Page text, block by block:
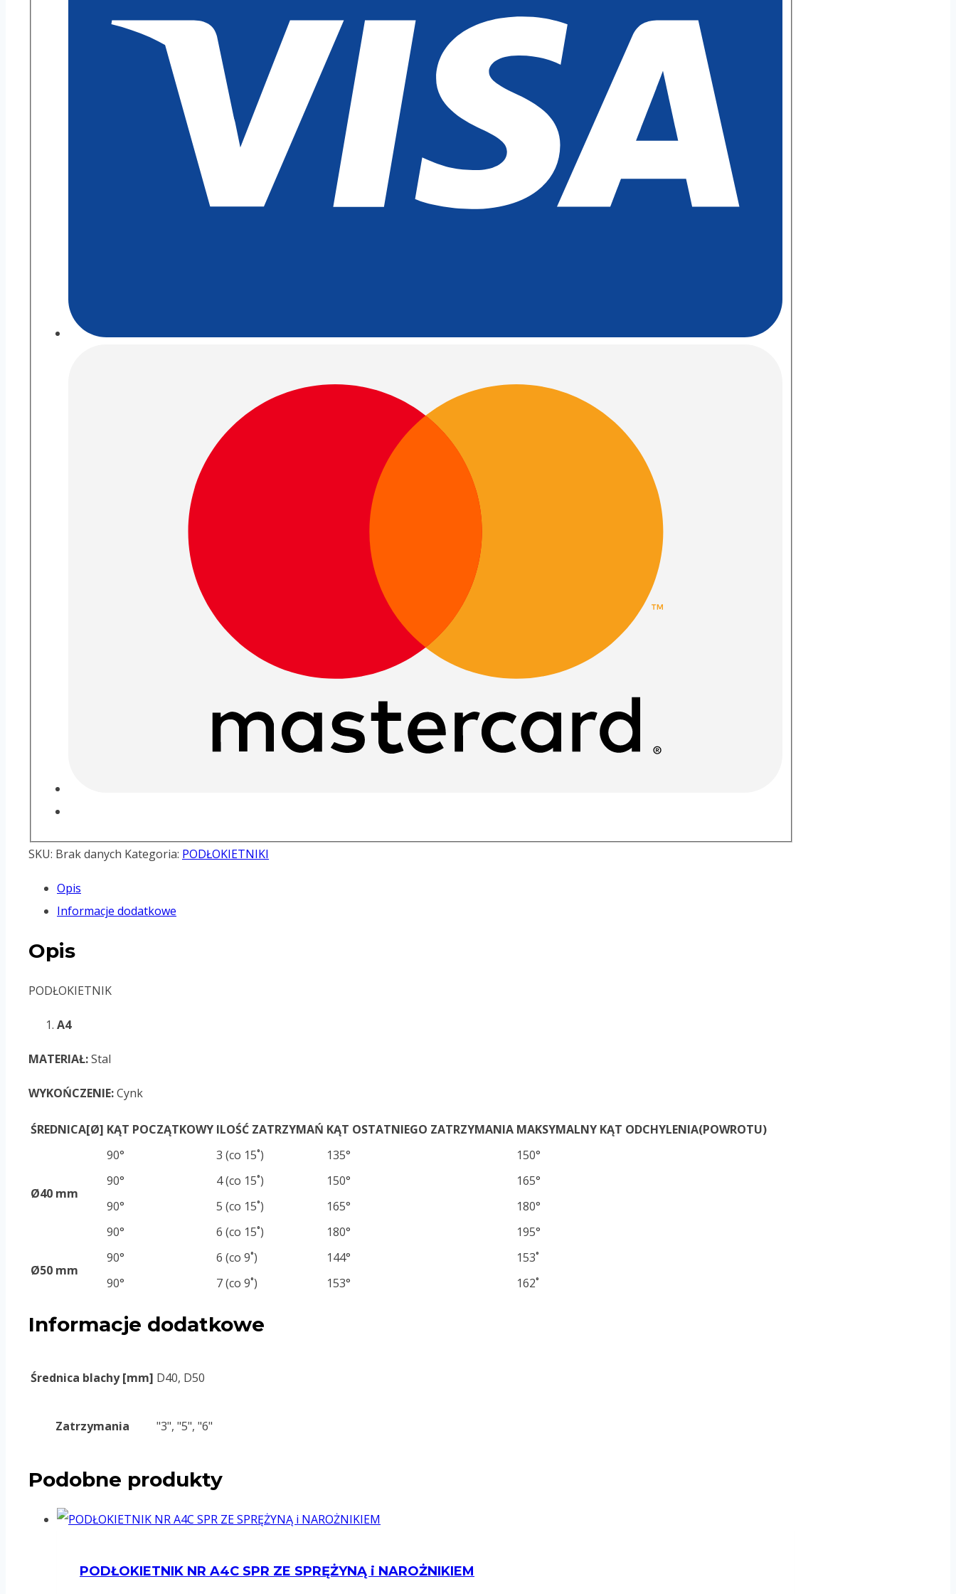
SKU: Brak danych Kategoria: PODŁOKIETNIKI
Opis
Informacje dodatkowe
Opis
PODŁOKIETNIK
A4
MATERIAŁ:Stal
WYKOŃCZENIE:Cynk
ŚREDNICA[Ø] KĄT POCZĄTKOWY ILOŚĆ ZATRZYMAŃ KĄT OSTATNIEGO ZATRZYMANIA MAKSYMALNY KĄT ODCHYLENIA(POWROTU)
Ø40 mm
90° 3 (co 15˚) 135°
150°
90°
4 (co 15˚) 150°
165°
90°
5 (co 15˚) 165°
180°
90°
6 (co 15˚) 180° 195°
Ø50 mm
90° 6 (co 9˚) 144° 153˚
90°
7 (co 9˚) 153° 162˚
Informacje dodatkowe
Średnica blachy [mm] D40, D50
Zatrzymania "3", "5", "6"
Podobne produkty
PODŁOKIETNIK NR A4C SPR ZE SPRĘŻYNĄ i NAROŻNIKIEM